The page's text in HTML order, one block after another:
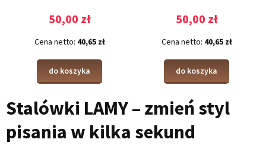
50,00 zł
Cena netto: 40,65 zł
do koszyka
50,00 zł
Cena netto: 40,65 zł
do koszyka
Stalówki LAMY – zmień styl
pisania w kilka sekund